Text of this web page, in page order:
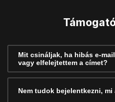
Mit csináljak, ha hibás e-
vagy elfelejtettem a címet?
Nem tudok bejelentkezni, mi